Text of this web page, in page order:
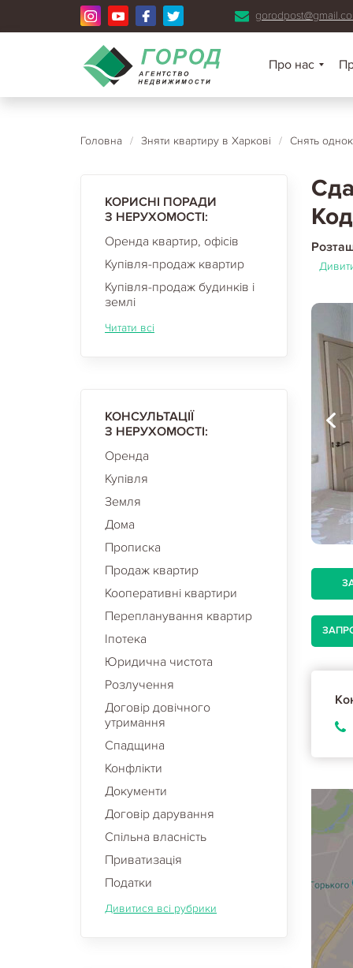
Про нас
Головна / Зняти квартиру в Харкові / Снять
КОРИСНІ ПОРАДИ
З НЕРУХОМОСТІ:
Оренда квартир, офісів
Купівля-продаж квартир
Купівля-продаж будинків і
землі
Читати всі
КОНСУЛЬТАЦІЇ
З НЕРУХОМОСТІ:
Оренда
Купівля
Земля
Дома
Прописка
Продаж квартир
Кооперативні квартири
Перепланування квартир
Іпотека
Юридична чистота
Розлучення
Договір довічного
утримання
Спадщина
Конфлікти
Документи
Договір дарування
Спільна власність
Приватизація
Податки
Дивитися всі рубрики